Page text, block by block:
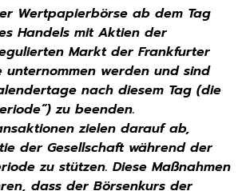
Wertpapierbörse ab dem Tag
Handels mit Aktien der
Markt der Frankfurter
unternommen werden und sind
nach diesem Tag (die
zu beenden.
zielen darauf ab,
der Gesellschaft während der
zu stützen. Diese Maßnahmen
dass der Börsenkurs der